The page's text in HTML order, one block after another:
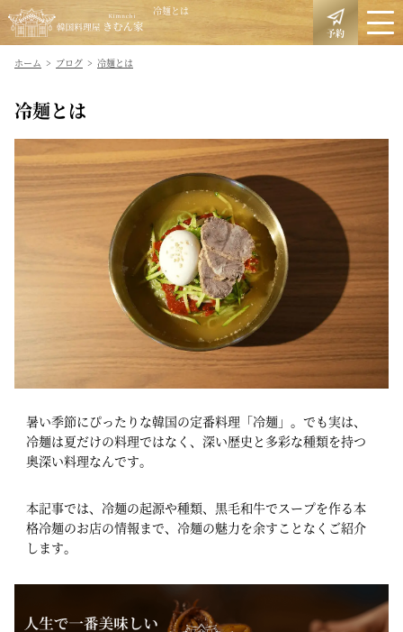
冷麺とは
予約
ホーム ブログ 冷麺とは
冷麺とは
暑い季節にぴったりな韓国の定番料理「冷麺」。でも実は、
冷麺は夏だけの料理ではなく、深い歴史と多彩な種類を持つ
奥深い料理なんです。
本記事では、冷麺の起源や種類、黒毛和牛でスープを作る本
格冷麺のお店の情報まで、冷麺の魅力を余すことなくご紹介
します。